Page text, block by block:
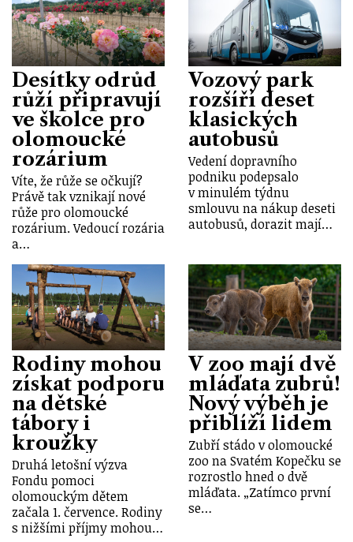
Desítky odrůd
růží připravují
ve školce pro
olomoucké
rozárium
Víte, že růže se očkují?
Právě tak vznikají nové
růže pro olomoucké
rozárium. Vedoucí rozária
a…
Vozový park
rozšíří deset
klasických
autobusů
Vedení dopravního
podniku podepsalo
v minulém týdnu
smlouvu na nákup deseti
autobusů, dorazit mají…
Rodiny mohou
získat podporu
na dětské
tábory i
kroužky
Druhá letošní výzva
Fondu pomoci
olomouckým dětem
začala 1. července. Rodiny
s nižšími příjmy mohou…
V zoo mají dvě
mláďata zubrů!
Nový výběh je
přiblíží lidem
Zubří stádo v olomoucké
zoo na Svatém Kopečku se
rozrostlo hned o dvě
mláďata. „Zatímco první
se…